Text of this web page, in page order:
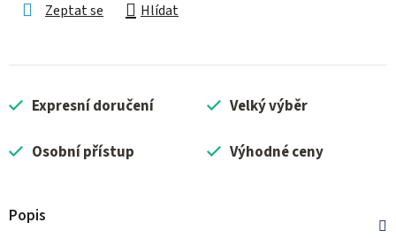
Zeptat se Hlídat
Expresní doručení Velký výběr
Osobní přístup Výhodné ceny
Popis